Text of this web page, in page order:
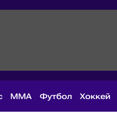
MMA Футбол Хоккей